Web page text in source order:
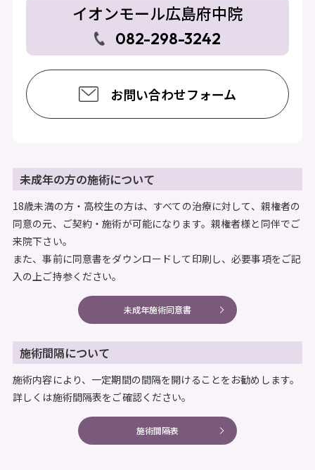
イオンモール広島府中院
082-298-3242
お問い合わせフォーム
未成年の方の施術について
18歳未満の方・高校生の方は、すべての治療に対して、親権者の
同意の元、ご契約・施術が可能になります。親権者様と同伴でご
来院下さい。
また、事前に同意書をダウンロードして印刷し、必要事項をご記
入の上ご持参ください。
未成年施術同意書
施術間隔について
施術内容により、一定期間の間隔を開けることをお勧めします。
詳しくは施術間隔表をご確認ください。
施術間隔表